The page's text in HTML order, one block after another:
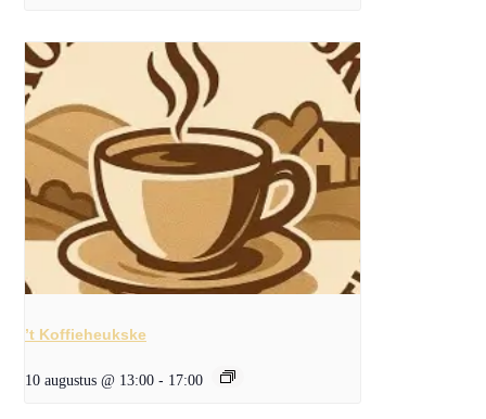
’t Koffieheukske
10 augustus @ 13:00 - 17:00